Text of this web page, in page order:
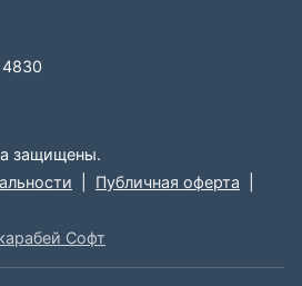
защищены.
Публичная оферта
Софт